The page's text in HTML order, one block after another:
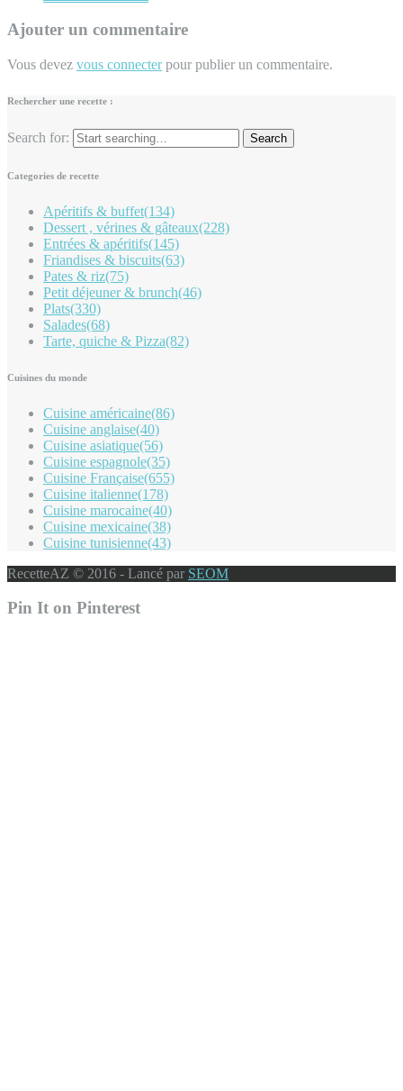
Ajouter un commentaire
Vous devez vous connecterpour publier un commentaire.
Rechercher une recette :
Search for:
Categories de recette
Apéritifs & buffet(134)
Dessert , vérines & gâteaux(228)
Entrées & apéritifs(145)
Friandises & biscuits(63)
Pates & riz(75)
Petit déjeuner & brunch(46)
Plats(330)
Salades(68)
Tarte, quiche & Pizza(82)
Cuisines du monde
Cuisine américaine(86)
Cuisine anglaise(40)
Cuisine asiatique(56)
Cuisine espagnole(35)
Cuisine Française(655)
Cuisine italienne(178)
Cuisine marocaine(40)
Cuisine mexicaine(38)
Cuisine tunisienne(43)
RecetteAZ © 2016 - Lancé par SEOM
Pin It on Pinterest